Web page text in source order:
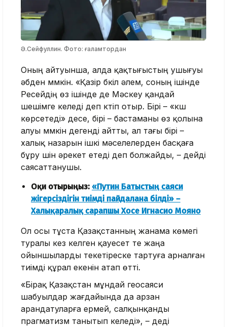
Ә.Сейфуллин. Фото: ғаламтордан
Оның айтуынша, алда қақтығыстың ушығуы
әбден мүмкін. «Қазір бүкіл әлем, соның ішінде
Ресейдің өз ішінде де Мәскеу қандай
шешімге келеді деп күтіп отыр. Бірі – «күш
көрсетеді» десе, бірі – бастаманы өз қолына
алуы мүмкін дегенді айтты, ал тағы бірі –
халық назарын ішкі мәселелерден басқаға
бұру үшін әрекет етеді деп болжайды, – дейді
саясаттанушы.
Оқи отырыңыз: «Путин Батыстың саяси
жігерсіздігін тиімді пайдалана білді» –
Халықаралық сарапшы Хосе Игнасио Мояно
Ол осы тұста Қазақстанның жанама көмегі
туралы кез келген қауесет те жаңа
ойыншыларды текетіреске тартуға арналған
тиімді құрал екенін атап өтті.
«Бірақ Қазақстан мұндай геосаяси
шабуылдар жағдайында да арзан
арандатуларға ермей, салқынқанды
прагматизм танытып келеді», – деді